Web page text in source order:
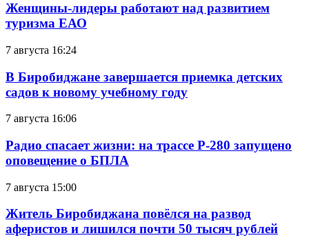
Женщины-лидеры работают над развитием
туризма ЕАО
7 августа 16:24
В Биробиджане завершается приемка детских
садов к новому учебному году
7 августа 16:06
Радио спасает жизни: на трассе Р-280 запущено
оповещение о БПЛА
7 августа 15:00
Житель Биробиджана повёлся на развод
аферистов и лишился почти 50 тысяч рублей